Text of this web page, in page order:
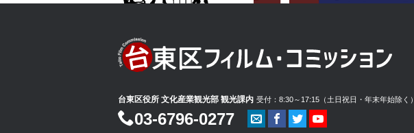
台東区役所 文化産業観光部 観光課内 受付：8:30～17:15（土日祝日・年末年始除く）
03-6796-0277